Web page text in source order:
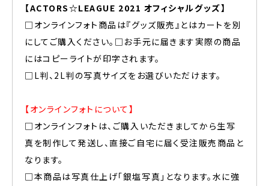
【ACTORS☆LEAGUE 2021 オフィシャルグッズ】
□オンラインフォト商品は『グッズ販売』とはカートを別
にしてご購入ください。□お手元に届きます実際の商品
にはコピーライトが印字されます。
□L判、2L判の写真サイズをお選びいただけます。
【オンラインフォトについて】
□オンラインフォトは、ご購入いただきましてから生写
真を制作して発送し、直接ご自宅に届く受注販売商品と
なります。
□本商品は写真仕上げ「銀塩写真」となります。水に強